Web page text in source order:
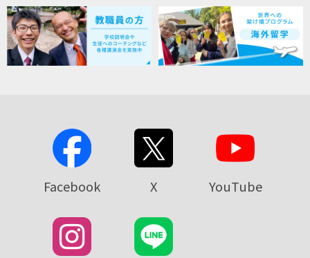
Facebook X YouTube